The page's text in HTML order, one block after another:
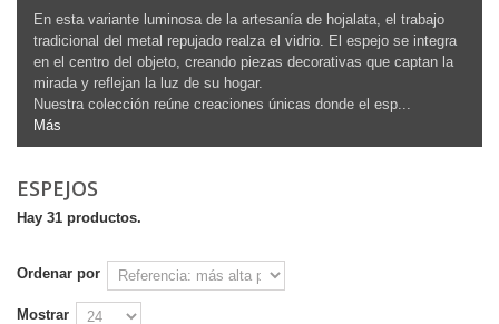
En esta variante luminosa de la artesanía de hojalata, el trabajo
tradicional del metal repujado realza el vidrio. El espejo se integra
en el centro del objeto, creando piezas decorativas que captan la
mirada y reflejan la luz de su hogar.
Nuestra colección reúne creaciones únicas donde el esp...
Más
ESPEJOS
Hay 31 productos.
Ordenar por
Mostrar